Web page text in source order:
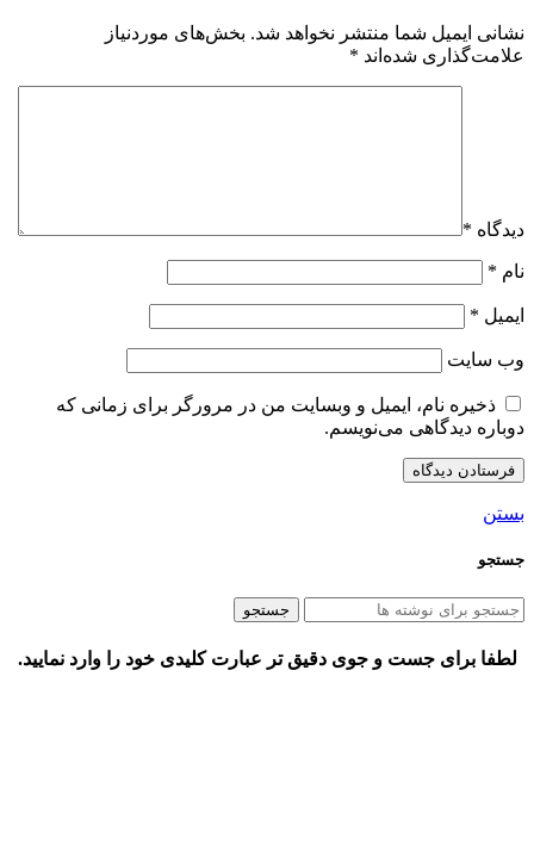
نشانی ایمیل شما منتشر نخواهد شد. بخش‌های موردنیاز
علامت‌گذاری شده‌اند *
دیدگاه *
نام *
ایمیل *
وب‌ سایت
ذخیره نام، ایمیل و وبسایت من در مرورگر برای زمانی که
دوباره دیدگاهی می‌نویسم.
بستن
جستجو
جستجو
لطفا برای جست و جوی دقیق تر عبارت کلیدی خود را وارد نمایید.